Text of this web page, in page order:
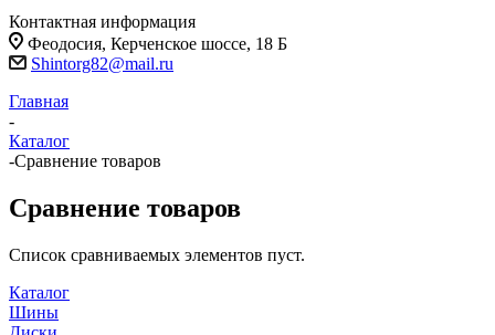
Контактная информация
Феодосия, Керченское шоссе, 18 Б
Shintorg82@mail.ru
Главная
-
Каталог
-Сравнение товаров
Сравнение товаров
Список сравниваемых элементов пуст.
Каталог
Шины